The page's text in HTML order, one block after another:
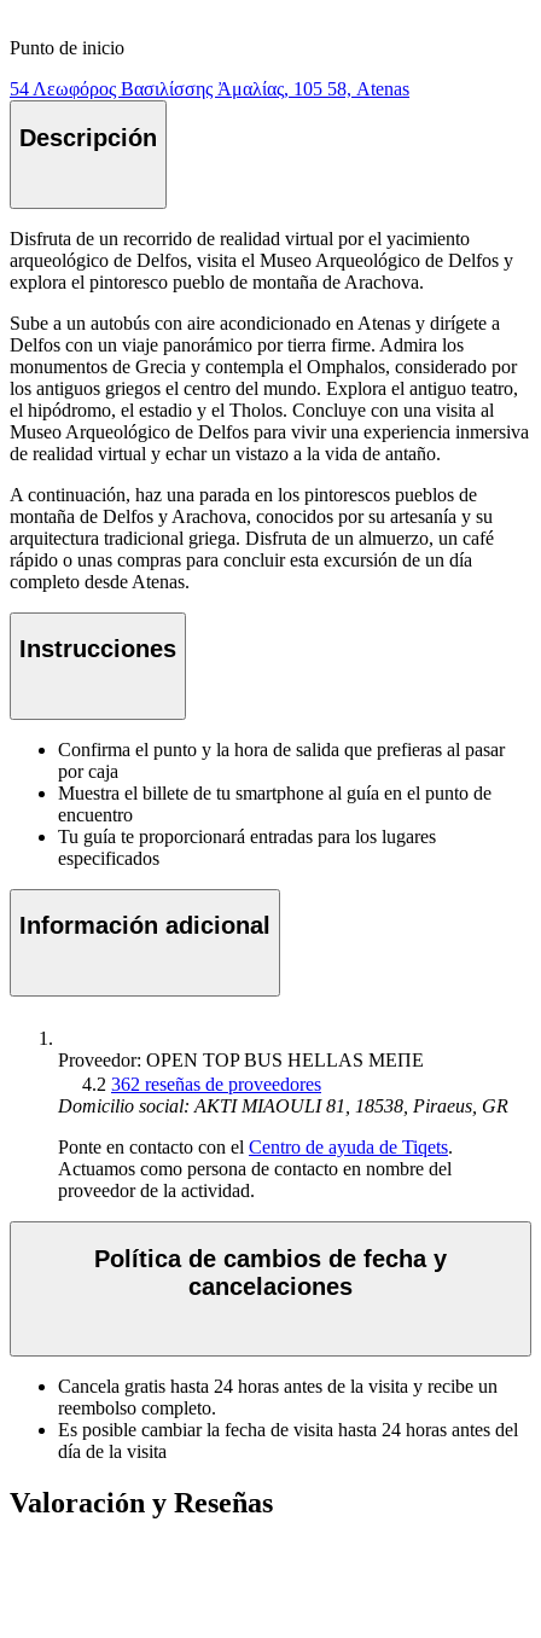
Punto de inicio
54 Λεωφόρος Βασιλίσσης Ἀμαλίας, 105 58, Atenas
Descripción
Disfruta de un recorrido de realidad virtual por el yacimiento
arqueológico de Delfos, visita el Museo Arqueológico de Delfos y
explora el pintoresco pueblo de montaña de Arachova.
Sube a un autobús con aire acondicionado en Atenas y dirígete a
Delfos con un viaje panorámico por tierra firme. Admira los
monumentos de Grecia y contempla el Omphalos, considerado por
los antiguos griegos el centro del mundo. Explora el antiguo teatro,
el hipódromo, el estadio y el Tholos. Concluye con una visita al
Museo Arqueológico de Delfos para vivir una experiencia inmersiva
de realidad virtual y echar un vistazo a la vida de antaño.
A continuación, haz una parada en los pintorescos pueblos de
montaña de Delfos y Arachova, conocidos por su artesanía y su
arquitectura tradicional griega. Disfruta de un almuerzo, un café
rápido o unas compras para concluir esta excursión de un día
completo desde Atenas.
Instrucciones
Confirma el punto y la hora de salida que prefieras al pasar
por caja
Muestra el billete de tu smartphone al guía en el punto de
encuentro
Tu guía te proporcionará entradas para los lugares
especificados
Información adicional
Proveedor: OPEN TOP BUS HELLAS MEΠΕ
4.2 362 reseñas de proveedores
Domicilio social: AKTI MIAOULI 81, 18538, Piraeus, GR
Ponte en contacto con el Centro de ayuda de Tiqets.
Actuamos como persona de contacto en nombre del
proveedor de la actividad.
Política de cambios de fecha y
cancelaciones
Cancela gratis hasta 24 horas antes de la visita y recibe un
reembolso completo.
Es posible cambiar la fecha de visita hasta 24 horas antes del
día de la visita
Valoración y Reseñas